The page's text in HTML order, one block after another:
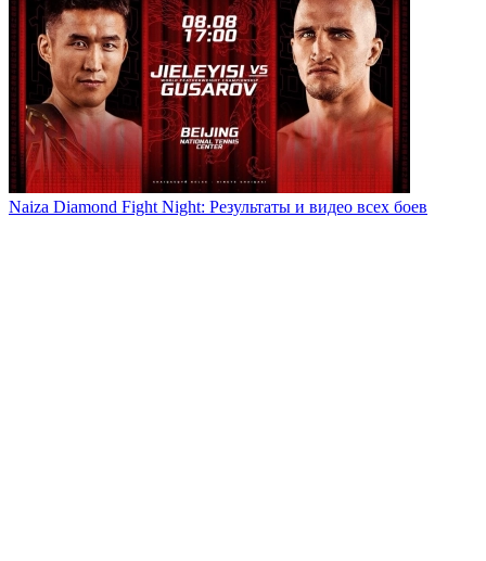
Naiza Diamond Fight Night: Результаты и видео всех боев